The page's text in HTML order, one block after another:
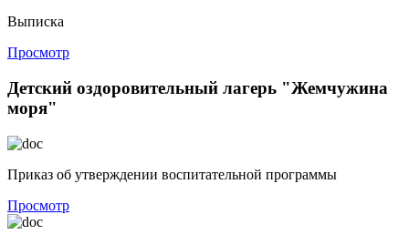
Выписка
Просмотр
Детский оздоровительный лагерь "Жемчужина
моря"
Приказ об утверждении воспитательной программы
Просмотр